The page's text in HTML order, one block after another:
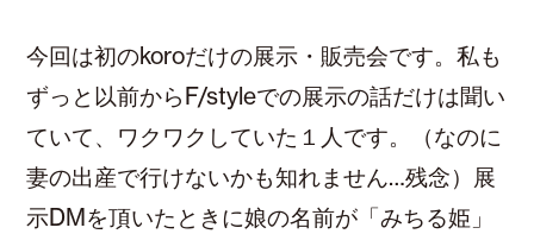
今回は初のkoroだけの展示・販売会です。私も
ずっと以前からF/styleでの展示の話だけは聞い
ていて、ワクワクしていた１人です。（なのに
妻の出産で行けないかも知れません…残念）展
示DMを頂いたときに娘の名前が「みちる姫」